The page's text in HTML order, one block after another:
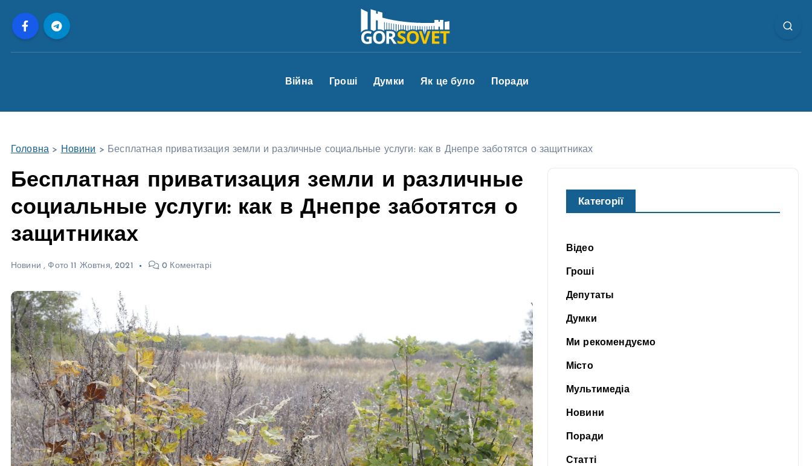
Війна Гроші Думки Як це було Поради
Головна > Новини > Бесплатная приватизация земли и различные социальные услуги: как в Днепре заботятся о защитниках
Бесплатная приватизация земли и различные
социальные услуги: как в Днепре заботятся о
защитниках
Новини , Фото 11 Жовтня, 2021 0 Коментарі
Категорії
Відео
Гроші
Депутаты
Думки
Ми рекомендуємо
Місто
Мультимедіа
Новини
Поради
Статті